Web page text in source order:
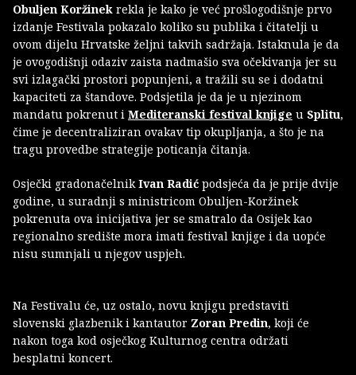
Obuljen Koržinek rekla je kako je već prošlogodišnje prvo
izdanje Festivala pokazalo koliko su publika i čitatelji u
ovom dijelu Hrvatske željni takvih sadržaja. Istaknula je da
je ovogodišnji odaziv zaista nadmašio sva očekivanja jer su
svi izlagački prostori popunjeni, a tražili su se i dodatni
kapaciteti za štandove. Podsjetila je da je u njezinom
mandatu pokrenut i Mediteranski festival knjige u Splitu,
čime je decentraliziran ovakav tip okupljanja, a što je na
tragu provedbe strategije poticanja čitanja.
Osječki gradonačelnik Ivan Radić podsjeća da je prije dvije
godine, u suradnji s ministricom Obuljen-Koržinek
pokrenuta ova inicijativa jer se smatralo da Osijek kao
regionalno središte mora imati festival knjige i da uopće
nisu sumnjali u njegov uspjeh.
Na Festivalu će, uz ostalo, novu knjigu predstaviti
slovenski glazbenik i kantautor Zoran Predin, koji će
nakon toga kod osječkog Kulturnog centra održati
besplatni koncert.